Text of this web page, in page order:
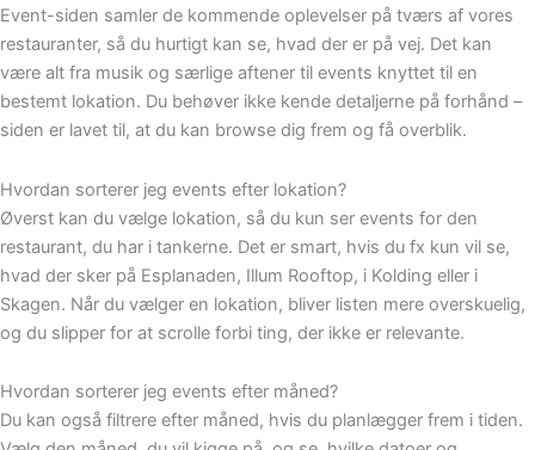
Event-siden samler de kommende oplevelser på tværs af vores
restauranter, så du hurtigt kan se, hvad der er på vej. Det kan
være alt fra musik og særlige aftener til events knyttet til en
bestemt lokation. Du behøver ikke kende detaljerne på forhånd –
siden er lavet til, at du kan browse dig frem og få overblik.
Hvordan sorterer jeg events efter lokation?
Øverst kan du vælge lokation, så du kun ser events for den
restaurant, du har i tankerne. Det er smart, hvis du fx kun vil se,
hvad der sker på Esplanaden, Illum Rooftop, i Kolding eller i
Skagen. Når du vælger en lokation, bliver listen mere overskuelig,
og du slipper for at scrolle forbi ting, der ikke er relevante.
Hvordan sorterer jeg events efter måned?
Du kan også filtrere efter måned, hvis du planlægger frem i tiden.